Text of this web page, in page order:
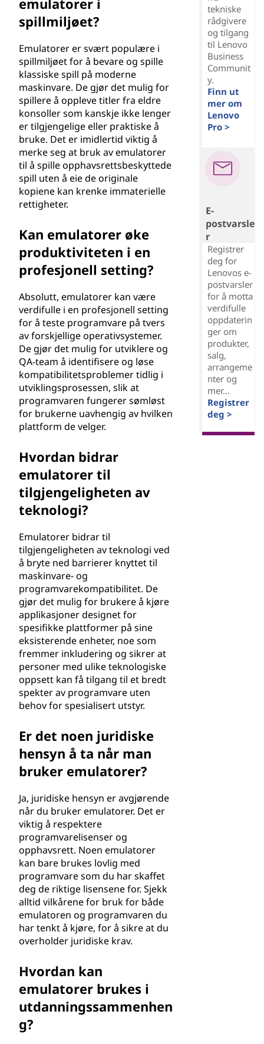
emulatorer i
spillmiljøet?
Emulatorer er svært populære i
spillmiljøet for å bevare og spille
klassiske spill på moderne
maskinvare. De gjør det mulig for
spillere å oppleve titler fra eldre
konsoller som kanskje ikke lenger
er tilgjengelige eller praktiske å
bruke. Det er imidlertid viktig å
merke seg at bruk av emulatorer
til å spille opphavsrettsbeskyttede
spill uten å eie de originale
kopiene kan krenke immaterielle
rettigheter.
Kan emulatorer øke
produktiviteten i en
profesjonell setting?
Absolutt, emulatorer kan være
verdifulle i en profesjonell setting
for å teste programvare på tvers
av forskjellige operativsystemer.
De gjør det mulig for utviklere og
QA-team å identifisere og løse
kompatibilitetsproblemer tidlig i
utviklingsprosessen, slik at
programvaren fungerer sømløst
for brukerne uavhengig av hvilken
plattform de velger.
Hvordan bidrar
emulatorer til
tilgjengeligheten av
teknologi?
Emulatorer bidrar til
tilgjengeligheten av teknologi ved
å bryte ned barrierer knyttet til
maskinvare- og
programvarekompatibilitet. De
gjør det mulig for brukere å kjøre
applikasjoner designet for
spesifikke plattformer på sine
eksisterende enheter, noe som
fremmer inkludering og sikrer at
personer med ulike teknologiske
oppsett kan få tilgang til et bredt
spekter av programvare uten
behov for spesialisert utstyr.
Er det noen juridiske
hensyn å ta når man
bruker emulatorer?
Ja, juridiske hensyn er avgjørende
når du bruker emulatorer. Det er
viktig å respektere
programvarelisenser og
opphavsrett. Noen emulatorer
kan bare brukes lovlig med
programvare som du har skaffet
deg de riktige lisensene for. Sjekk
alltid vilkårene for bruk for både
emulatoren og programvaren du
har tenkt å kjøre, for å sikre at du
overholder juridiske krav.
Hvordan kan
emulatorer brukes i
utdanningssammenhen
g?
tekniske
rådgivere
og tilgang
til Lenovo
Business
Communit
y.
Finn ut
mer om
Lenovo
Pro >
E-
postvarsle
r
Registrer
deg for
Lenovos e-
postvarsler
for å motta
verdifulle
oppdaterin
ger om
produkter,
salg,
arrangeme
nter og
mer...
Registrer
deg >